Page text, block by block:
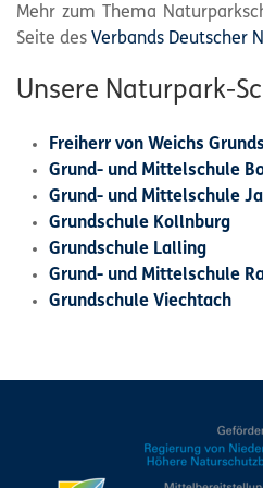
Mehr zum Thema
Seite des Verbands Deutscher
Unsere Naturpark-
Freiherr von Weichs
Grund- und Mittelschule
Grund- und Mittelschule
Grundschule Kollnburg
Grundschule Lalling
Grund- und Mittelschule
Grundschule Viechtach